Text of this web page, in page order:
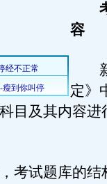
考
容
新
定》
目及其内容进
试题库的结